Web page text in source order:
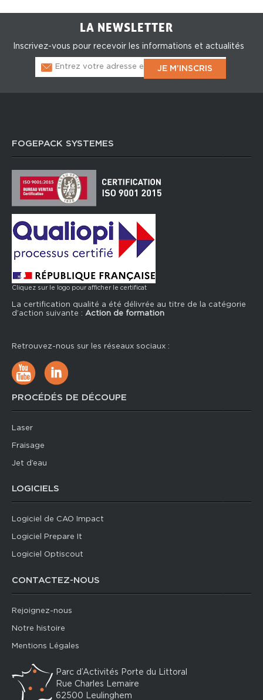
LA NEWSLETTER
Inscrivez-vous pour recevoir les informations et actualités
FOGEPACK SYSTEMES
Cliquez sur le logo pour afficher le certificat
La certification qualité a été délivrée au titre de la catégorie
d’action suivante : Action de formation
Retrouvez-nous sur les réseaux sociaux :
PROCÉDÉS DE DÉCOUPE
Laser
Fraisage
Jet d’eau
LOGICIELS
Logiciel de CAO Impact
Logiciel Prepare It
Logiciel Optiscout
CONTACTEZ-NOUS
Rejoignez-nous
Notre histoire
Mentions Légales
Parc d’Activités Porte du Littoral
Rue Charles Lemaire
62500 Leulinghem